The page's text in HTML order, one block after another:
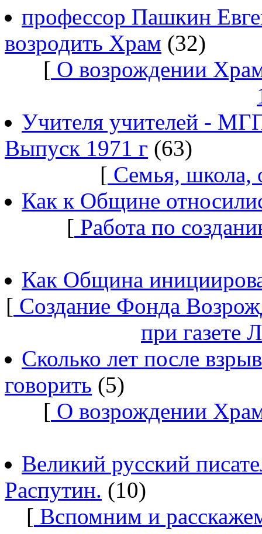
профессор Пашкин
возродить Храм (32)
[ О возрождении
Учителя учителей -
Выпуск 1971 г (63)
[ Семья, школа,
Как к Общине
[ Работа по
Как Община
[ Создание Фонда
при газете
Сколько лет после
говорить (5)
[ О возрождении
Великий русский
Распутин. (10)
[ Вспомним и